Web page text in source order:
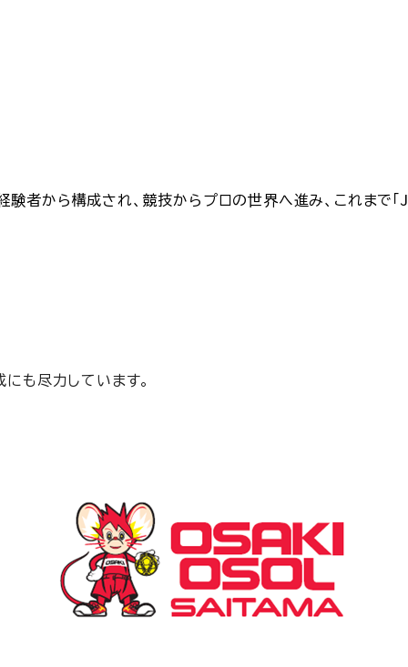
から構成され、競技からプロの世界へ進み、これまで「
も尽力しています。